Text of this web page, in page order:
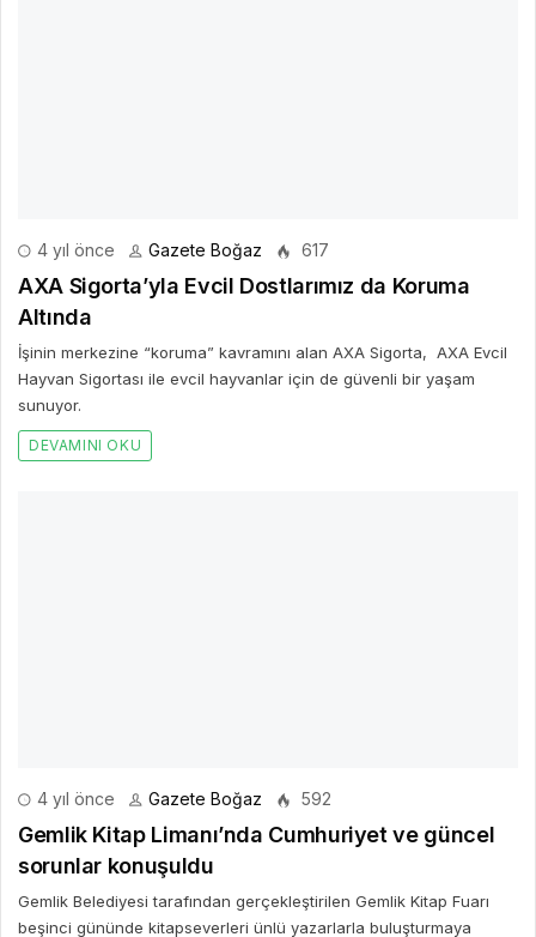
4 yıl önce Gazete Boğaz 617
AXA Sigorta’yla Evcil Dostlarımız da Koruma
Altında
İşinin merkezine “koruma” kavramını alan AXA Sigorta, AXA Evcil
Hayvan Sigortası ile evcil hayvanlar için de güvenli bir yaşam
sunuyor.
DEVAMINI OKU
4 yıl önce Gazete Boğaz 592
Gemlik Kitap Limanı’nda Cumhuriyet ve güncel
sorunlar konuşuldu
Gemlik Belediyesi tarafından gerçekleştirilen Gemlik Kitap Fuarı
beşinci gününde kitapseverleri ünlü yazarlarla buluşturmaya